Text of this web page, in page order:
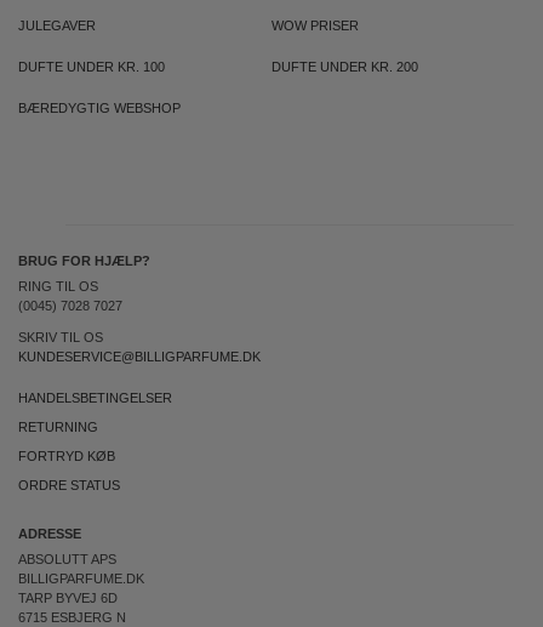
JULEGAVER WOW PRISER
DUFTE UNDER KR. 100 DUFTE UNDER KR. 200
BÆREDYGTIG WEBSHOP
BRUG FOR HJÆLP?
RING TIL OS
(0045) 7028 7027
SKRIV TIL OS
KUNDESERVICE@BILLIGPARFUME.DK
HANDELSBETINGELSER
RETURNING
FORTRYD KØB
ORDRE STATUS
ADRESSE
ABSOLUTT APS
BILLIGPARFUME.DK
TARP BYVEJ 6D
6715 ESBJERG N